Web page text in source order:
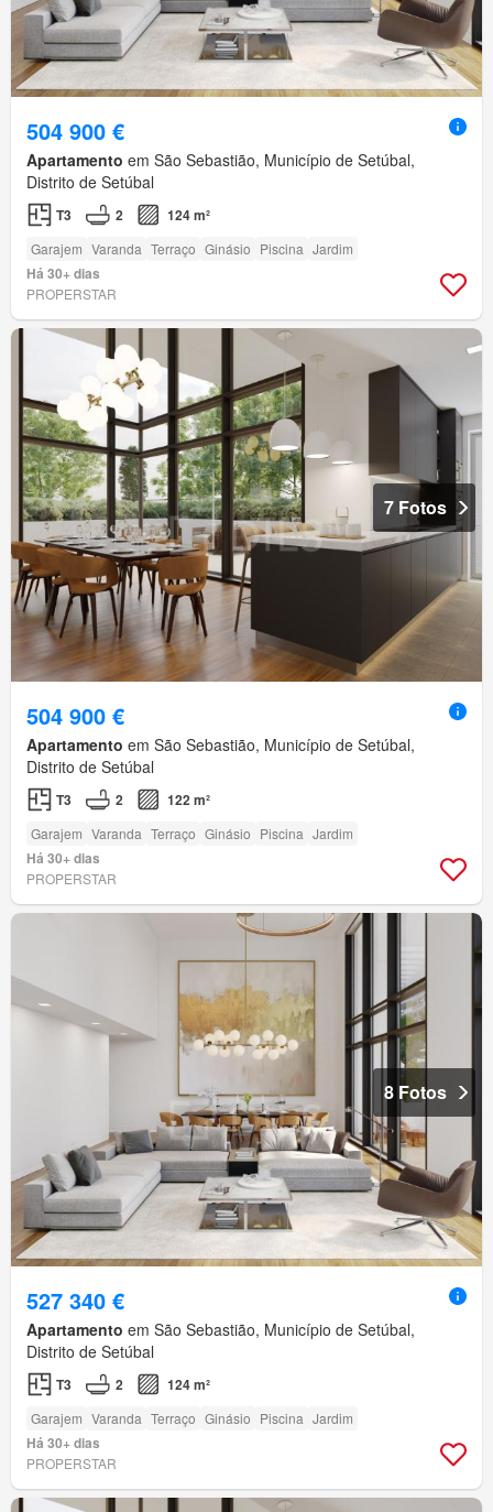
504 900 €
Apartamento em São Sebastião, Município de Setúbal,
Distrito de Setúbal
T3 2 124 m²
Garajem Varanda Terraço Ginásio Piscina Jardim
Há 30+ dias
PROPERSTAR
7 Fotos
504 900 €
Apartamento em São Sebastião, Município de Setúbal,
Distrito de Setúbal
T3 2 122 m²
Garajem Varanda Terraço Ginásio Piscina Jardim
Há 30+ dias
PROPERSTAR
8 Fotos
527 340 €
Apartamento em São Sebastião, Município de Setúbal,
Distrito de Setúbal
T3 2 124 m²
Garajem Varanda Terraço Ginásio Piscina Jardim
Há 30+ dias
PROPERSTAR